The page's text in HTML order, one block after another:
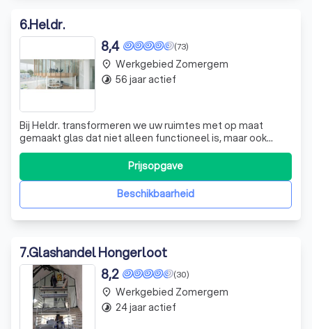
6.Heldr.
(73)
8,4
Bij Heldr. transformeren we uw ruimtes met op maat
gemaakt glas dat niet alleen functioneel is, maar ook
esthetisch aantrekkelijk. Met meer dan vijftig jaar ervaring
in de glasindustrie, bewerken wij in ons eigen atelier alles
van raambeglazing tot complexe interieurglasprojecten.
Of het nu gaat om
Beschikbaarheid
Prijsopgave
place Werkgebied Zomergem
timelapse 56 jaar actief
7.Glashandel Hongerloot
(30)
8,2
place Werkgebied Zomergem
timelapse 24 jaar actief